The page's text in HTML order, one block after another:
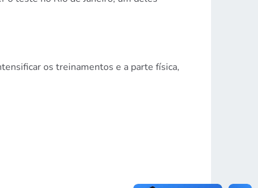
os treinamentos e a parte física,